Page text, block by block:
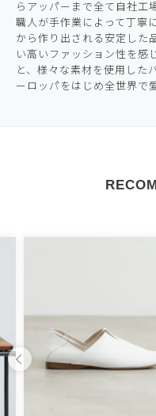
らアッパーまで全て自社工
職人が手作業によって丁寧
から作り出される安定した
い高いファッション性を感
と、様々な素材を使用した
ーロッパをはじめ全世界で